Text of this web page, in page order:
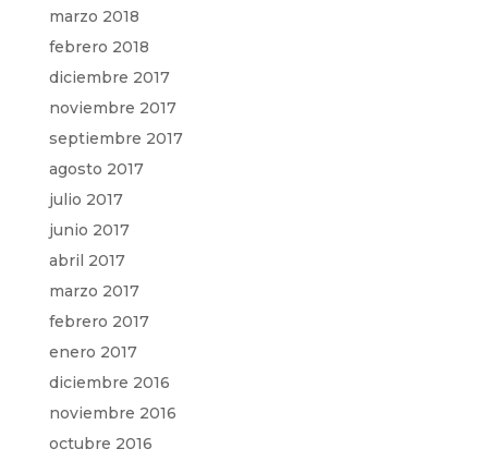
marzo 2018
febrero 2018
diciembre 2017
noviembre 2017
septiembre 2017
agosto 2017
julio 2017
junio 2017
abril 2017
marzo 2017
febrero 2017
enero 2017
diciembre 2016
noviembre 2016
octubre 2016